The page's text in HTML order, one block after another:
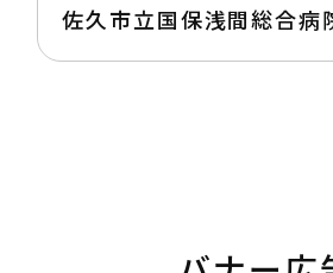
佐久市立国保浅間総合病